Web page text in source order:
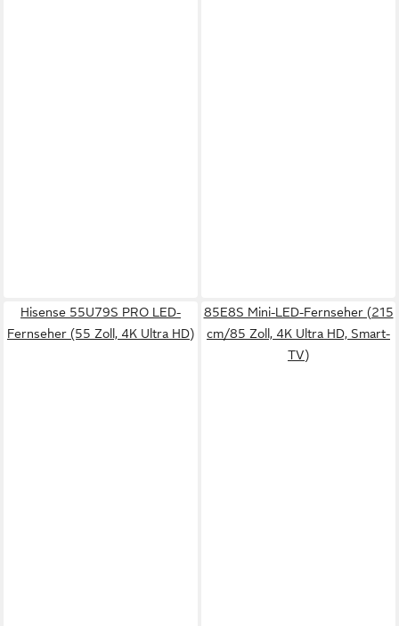
Hisense 55U79S PRO LED-
Fernseher (55 Zoll, 4K Ultra HD)
85E8S Mini-LED-Fernseher (215
cm/85 Zoll, 4K Ultra HD, Smart-
TV)